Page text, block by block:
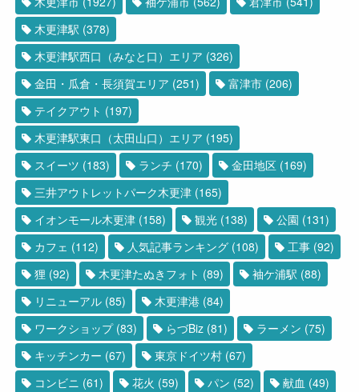
木更津駅 (378)
木更津駅西口（みなと口）エリア (326)
金田・瓜倉・長須賀エリア (251) 富津市 (206)
テイクアウト (197)
木更津駅東口（太田山口）エリア (195)
スイーツ (183) ランチ (170) 金田地区 (169)
三井アウトレットパーク木更津 (165)
イオンモール木更津 (158) 観光 (138) 公園 (131)
カフェ (112) 人気記事ランキング (108) 工事 (92)
狸 (92) 木更津たぬきフォト (89) 袖ケ浦駅 (88)
リニューアル (85) 木更津港 (84)
ワークショップ(83) らづBiz (81) ラーメン (75)
キッチンカー (67) 東京ドイツ村 (67)
コンビニ (61) 花火 (59) パン (52) 献血 (49)